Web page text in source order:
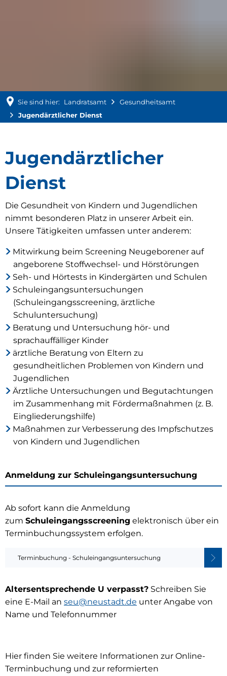
Sie sind hier: Landratsamt
Gesundheitsamt
Jugendärztlicher Dienst
Jugendärztlicher
Dienst
Jugendärztlicher
Dienst
Die Gesundheit von Kindern und Jugendlichen
nimmt besonderen Platz in unserer Arbeit ein.
Unsere Tätigkeiten umfassen unter anderem:
Mitwirkung beim Screening Neugeborener auf
angeborene Stoffwechsel- und Hörstörungen
Seh- und Hörtests in Kindergärten und Schulen
Schuleingangsuntersuchungen
(Schuleingangsscreening, ärztliche
Schuluntersuchung)
Beratung und Untersuchung hör- und
sprachauffälliger Kinder
ärztliche Beratung von Eltern zu
gesundheitlichen Problemen von Kindern und
Jugendlichen
Ärztliche Untersuchungen und Begutachtungen
im Zusammenhang mit Fördermaßnahmen (z. B.
Eingliederungshilfe)
Maßnahmen zur Verbesserung des Impfschutzes
von Kindern und Jugendlichen
Anmeldung zur Schuleingangsuntersuchung
Ab sofort kann die Anmeldung
zum Schuleingangsscreening elektronisch über ein
Terminbuchungssystem erfolgen.
Terminbuchung - Schuleingangsuntersuchung
Altersentsprechende U verpasst? Schreiben Sie
eine E-Mail an seu@neustadt.de unter Angabe von
Name und Telefonnummer
Hier finden Sie weitere Informationen zur Online-
Terminbuchung und zur reformierten